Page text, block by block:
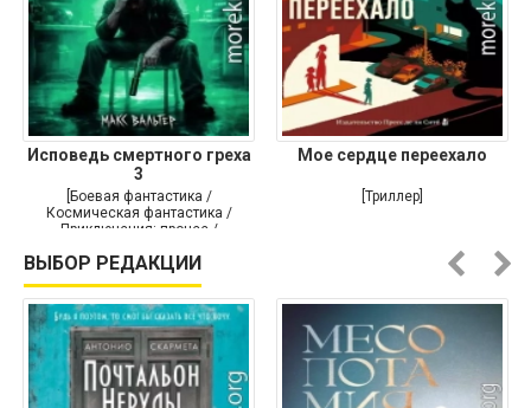
Исповедь смертного греха
3
[Боевая фантастика /
Космическая фантастика /
Приключения: прочее /
Мое сердце переехало
[Триллер]
ВЫБОР РЕДАКЦИИ